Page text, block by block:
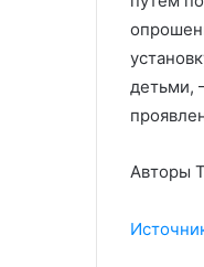
детьми,
Авторы